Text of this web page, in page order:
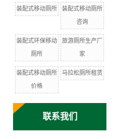
装配式移动厕所
装配式移动厕所
咨询
装配式环保移动
厕所
旅游厕所生产厂
家
装配式移动厕所
价格
马拉松厕所租赁
联系我们